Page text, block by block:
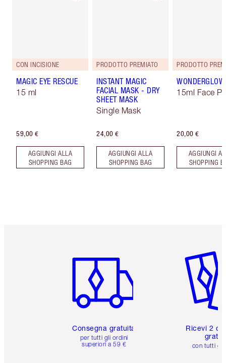
CON INCISIONE
MAGIC EYE RESCUE
15 ml
59,00 €
AGGIUNGI ALLA
SHOPPING BAG
PRODOTTO PREMIATO
INSTANT MAGIC
FACIAL MASK - DRY
SHEET MASK
Single Mask
24,00 €
AGGIUNGI ALLA
SHOPPING BAG
PRODOTTO
WONDERGLOW
15ml Face
20,00 €
AGGIUNGI
SHOPPING
Consegna gratuita
per tutti gli ordini
superiori a 59 €
Ricevi 2
con tutti gli